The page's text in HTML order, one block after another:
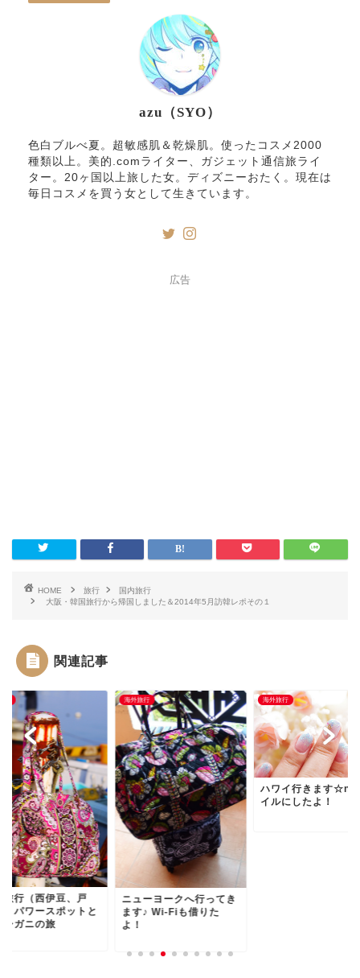
azu（SYO）
色白ブルべ夏。超敏感肌＆乾燥肌。使ったコスメ2000
種類以上。美的.comライター、ガジェット通信旅ライ
ター。20ヶ国以上旅した女。ディズニーおたく。現在は
毎日コスメを買う女として生きています。
広告
HOME 旅行
国内旅行
大阪・韓国旅行から帰国しました＆2014年5月訪韓レポその１
関連記事
旅行（西伊豆、戸
～パワースポットと
シガニの旅
海外旅行
ニューヨークへ行ってき
ます♪ Wi-Fiも借りた
よ！
海外旅行
ハワイ行きます
イルにしたよ！